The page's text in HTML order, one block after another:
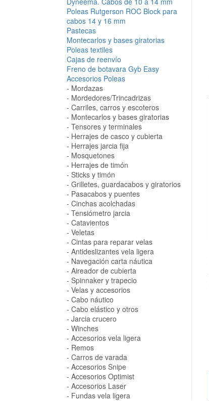
Poleas Rutgerson ROC Block para
cabos 14 y 16 mm
Pastecas
Montecarlos y bases giratorias
Poleas textiles
Cajas de reenvío
Freno de botavara Gyb Easy
Accesorios Poleas
Mordazas
Mordedores/Trincadrizas
Carriles, carros y escoteros
Montecarlos y bases giratorias
Tensores y terminales
Herrajes de casco y cubierta
Herrajes jarcia fija
Mosquetones
Herrajes de timón
Sticks y timón
Grilletes, guardacabos y giratorios
Pasacabos y puentes
Cinchas acolchadas
Tensiómetro jarcia
Catavientos
Veletas
Cintas para reparar velas
Antideslizantes vela ligera
Navegación carta náutica
Aireador de cubierta
Spinnaker y trapecio
Velas y accesorios
Cabo náutico
Cabo elástico y otros
Jarcia crucero
Winches
Accesorios vela ligera
Remos
Carros de varada
Accesorios Snipe
Accesorios Optimist
Accesorios Laser
Fundas vela ligera